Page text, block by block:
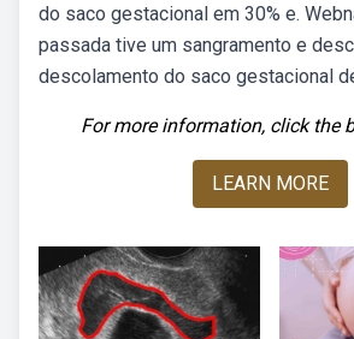
do saco gestacional em 30% e.
passada tive um sangramento e
descolamento do saco gestacional
For more information, click the
LEARN MORE